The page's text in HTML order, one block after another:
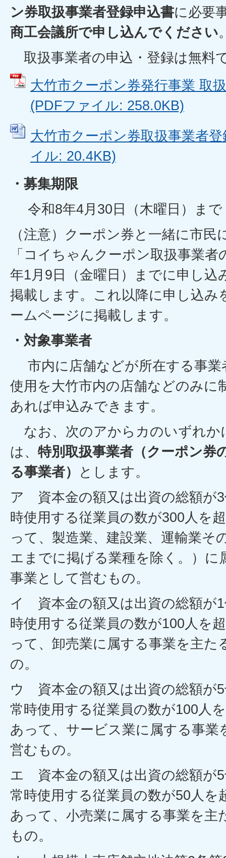
ン券取扱事業者登録申込書に必要
商工会議所で申し込んでください
取扱事業者の申込・登録は無料
大竹市クーポン券発行事業 取
(PDFファイル: 258.0KB)
大竹市クーポン券取扱事業者
イル: 20.4KB)
・募集期限
令和8年4月30日（木曜日）
（注意）クーポン券と一緒に市民
「コイちゃんクーポン取扱事業
年1月9日（金曜日）までに申し込
掲載します。これ以降に申し込み
ームページに掲載します。
・対象事業者
市内に店舗などが所在する事業
使用を大竹市内の店舗などのみに
あれば申込みできます。
なお、次のアからカのいずれか
は、 特別取扱事業者（クーポン券
る事業者）
とします。
ア 資本金の額又は出資の総額が
時使用する従業員の数が300人を
って、製造業、建設業、運輸業そ
エまでに掲げる業種を除く。）に
事業として営むもの。
イ 資本金の額又は出資の総額が
時使用する従業員の数が100人を
って、卸売業に属する事業を主た
の。
ウ 資本金の額又は出資の総額が
常時使用する従業員の数が100人
あって、サービス業に属する事業
営むもの。
エ 資本金の額又は出資の総額が
常時使用する従業員の数が50人を
あって、小売業に属する事業を主
もの。